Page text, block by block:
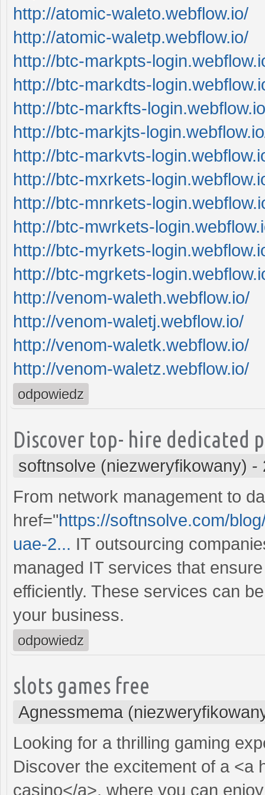
http://atomic-waleto.webflow.io/
http://atomic-waletp.webflow.io/
http://btc-markpts-
http://btc-markdts-
http://btc-markfts-
http://btc-markjts-
http://btc-markvts-
http://btc-mxrkets-
http://btc-mnrkets-
http://btc-mwrkets-
http://btc-myrkets-
http://btc-mgrkets-
http://venom-waleth.webflow.io/
http://venom-waletj.webflow.io/
http://venom-waletk.webflow.io/
http://venom-waletz.webflow.io/
odpowiedz
Discover top- hire dedicated
softnsolve (niezweryfikowany) -
From network management to
href="https://softnsolve.com/
uae-2... IT outsourcing
managed IT services that
efficiently. These services can
your business.
odpowiedz
slots games free
Agnessmema
Looking for a thrilling gaming
Discover the excitement of a <a
casino</a>, where you can